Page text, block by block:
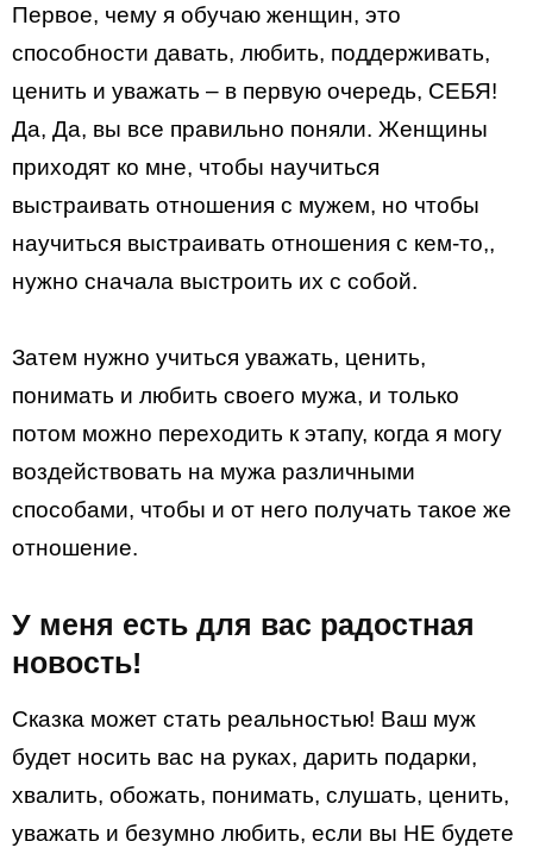
Первое, чему я обучаю женщин, это
способности давать, любить, поддерживать,
ценить и уважать – в первую очередь, СЕБЯ!
Да, Да, вы все правильно поняли. Женщины
приходят ко мне, чтобы научиться
выстраивать отношения с мужем, но чтобы
научиться выстраивать отношения с кем-то,,
нужно сначала выстроить их с собой.
Затем нужно учиться уважать, ценить,
понимать и любить своего мужа, и только
потом можно переходить к этапу, когда я могу
воздействовать на мужа различными
способами, чтобы и от него получать такое же
отношение.
У меня есть для вас радостная
новость!
Сказка может стать реальностью! Ваш муж
будет носить вас на руках, дарить подарки,
хвалить, обожать, понимать, слушать, ценить,
уважать и безумно любить, если вы НЕ будете